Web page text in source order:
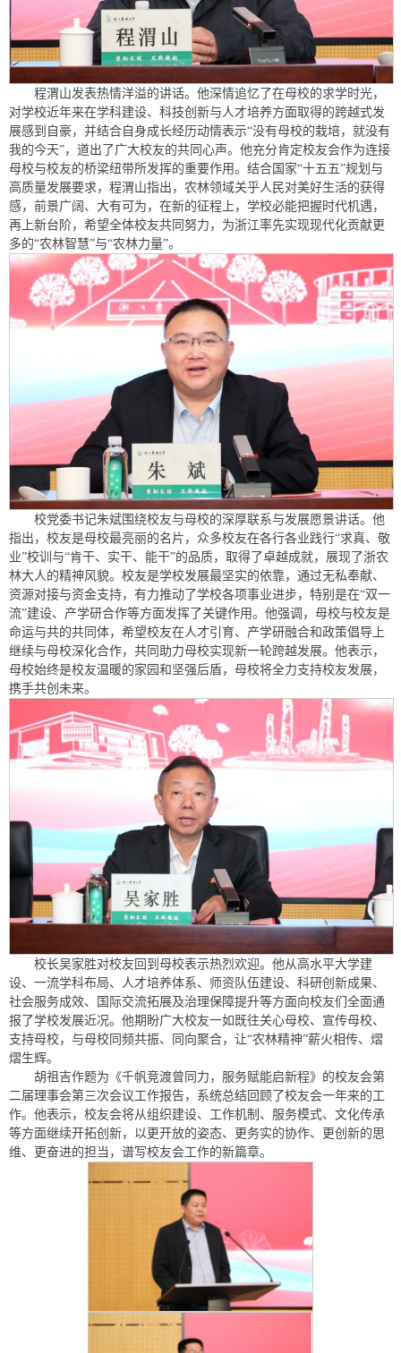
程渭山发表热情洋溢的讲话。他深情追忆了在母校的求学时光，
对学校近年来在学科建设、科技创新与人才培养方面取得的跨越式发
展感到自豪，并结合自身成长经历动情表示“没有母校的栽培，就没有
我的今天”，道出了广大校友的共同心声。他充分肯定校友会作为连接
母校与校友的桥梁纽带所发挥的重要作用。结合国家“十五五”规划与
高质量发展要求，程渭山指出，农林领域关乎人民对美好生活的获得
感，前景广阔、大有可为，在新的征程上，学校必能把握时代机遇，
再上新台阶，希望全体校友共同努力，为浙江率先实现现代化贡献更
多的“农林智慧”与“农林力量”。
校党委书记朱斌围绕校友与母校的深厚联系与发展愿景讲话。他
指出，校友是母校最亮丽的名片，众多校友在各行各业践行“求真、敬
业”校训与“肯干、实干、能干”的品质，取得了卓越成就，展现了浙农
林大人的精神风貌。校友是学校发展最坚实的依靠，通过无私奉献、
资源对接与资金支持，有力推动了学校各项事业进步，特别是在“双一
流”建设、产学研合作等方面发挥了关键作用。他强调，母校与校友是
命运与共的共同体，希望校友在人才引育、产学研融合和政策倡导上
继续与母校深化合作，共同助力母校实现新一轮跨越发展。他表示，
母校始终是校友温暖的家园和坚强后盾，母校将全力支持校友发展，
携手共创未来。
校长吴家胜对校友回到母校表示热烈欢迎。他从高水平大学建
设、一流学科布局、人才培养体系、师资队伍建设、科研创新成果、
社会服务成效、国际交流拓展及治理保障提升等方面向校友们全面通
报了学校发展近况。他期盼广大校友一如既往关心母校、宣传母校、
支持母校，与母校同频共振、同向聚合，让“农林精神”薪火相传、熠
熠生辉。
胡祖吉作题为《千帆竞渡曾同力，服务赋能启新程》的校友会第
二届理事会第三次会议工作报告，系统总结回顾了校友会一年来的工
作。他表示，校友会将从组织建设、工作机制、服务模式、文化传承
等方面继续开拓创新，以更开放的姿态、更务实的协作、更创新的思
维、更奋进的担当，谱写校友会工作的新篇章。